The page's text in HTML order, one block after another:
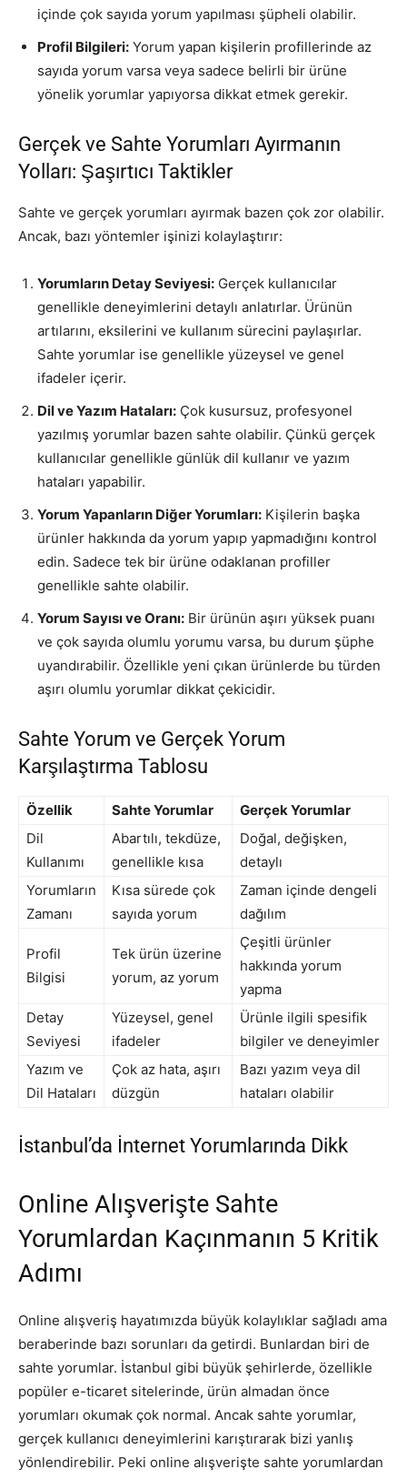
içinde çok sayıda yorum yapılması şüpheli olabilir.
Profil Bilgileri: Yorum yapan kişilerin profillerinde az
sayıda yorum varsa veya sadece belirli bir ürüne
yönelik yorumlar yapıyorsa dikkat etmek gerekir.
Gerçek ve Sahte Yorumları Ayırmanın
Yolları: Şaşırtıcı Taktikler
Sahte ve gerçek yorumları ayırmak bazen çok zor olabilir.
Ancak, bazı yöntemler işinizi kolaylaştırır:
Yorumların Detay Seviyesi: Gerçek kullanıcılar
genellikle deneyimlerini detaylı anlatırlar. Ürünün
artılarını, eksilerini ve kullanım sürecini paylaşırlar.
Sahte yorumlar ise genellikle yüzeysel ve genel
ifadeler içerir.
Dil ve Yazım Hataları: Çok kusursuz, profesyonel
yazılmış yorumlar bazen sahte olabilir. Çünkü gerçek
kullanıcılar genellikle günlük dil kullanır ve yazım
hataları yapabilir.
Yorum Yapanların Diğer Yorumları: Kişilerin başka
ürünler hakkında da yorum yapıp yapmadığını kontrol
edin. Sadece tek bir ürüne odaklanan profiller
genellikle sahte olabilir.
Yorum Sayısı ve Oranı: Bir ürünün aşırı yüksek puanı
ve çok sayıda olumlu yorumu varsa, bu durum şüphe
uyandırabilir. Özellikle yeni çıkan ürünlerde bu türden
aşırı olumlu yorumlar dikkat çekicidir.
Sahte Yorum ve Gerçek Yorum
Karşılaştırma Tablosu
Özellik Sahte Yorumlar
Gerçek Yorumlar
Dil
Kullanımı
Abartılı, tekdüze,
genellikle kısa
Doğal, değişken,
detaylı
Yorumların
Zamanı
Kısa sürede çok
sayıda yorum
Zaman içinde dengeli
dağılım
Profil
Bilgisi
Tek ürün üzerine
yorum, az yorum
Çeşitli ürünler
hakkında yorum
yapma
Detay
Seviyesi
Yüzeysel, genel
ifadeler
Ürünle ilgili spesifik
bilgiler ve deneyimler
Yazım ve
Dil Hataları
Çok az hata, aşırı
düzgün
Bazı yazım veya dil
hataları olabilir
İstanbul’da İnternet Yorumlarında Dikk
Online Alışverişte Sahte
Yorumlardan Kaçınmanın 5 Kritik
Adımı
Online alışveriş hayatımızda büyük kolaylıklar sağladı ama
beraberinde bazı sorunları da getirdi. Bunlardan biri de
sahte yorumlar. İstanbul gibi büyük şehirlerde, özellikle
popüler e-ticaret sitelerinde, ürün almadan önce
yorumları okumak çok normal. Ancak sahte yorumlar,
gerçek kullanıcı deneyimlerini karıştırarak bizi yanlış
yönlendirebilir. Peki online alışverişte sahte yorumlardan